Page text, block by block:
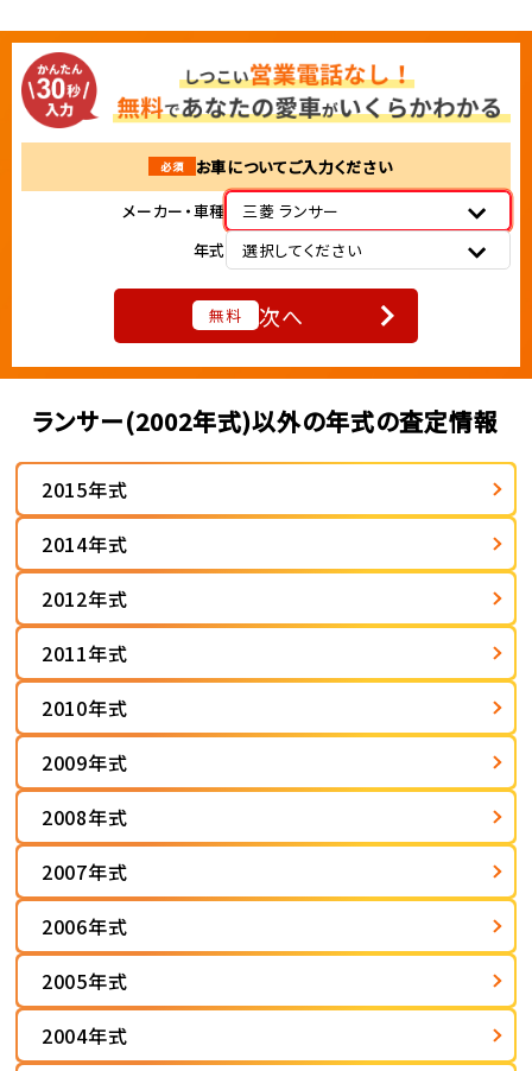
必須
お車についてご入力ください
メーカー・車種
三菱 ランサー
年式
選択してください
無料 次へ
ランサー(2002年式)以外の年式の査定情報
2015年式
2014年式
2012年式
2011年式
2010年式
2009年式
2008年式
2007年式
2006年式
2005年式
2004年式